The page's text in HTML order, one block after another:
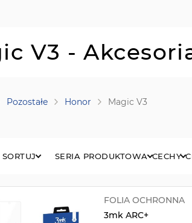
V3 -
Pozostałe Honor Magic V3
SERIA PRODUKTOWA CECHY
SORTUJ
FOLIA OCHRONNA
3mk ARC+